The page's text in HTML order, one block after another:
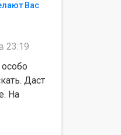
Вас
23:19
Даст
На